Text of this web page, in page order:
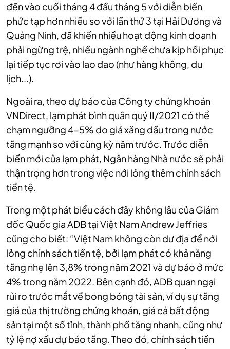
đến vào cuối tháng 4 đầu tháng 5 với diễn biến
phức tạp hơn nhiều so với lần thứ 3 tại Hải Dương và
Quảng Ninh, đã khiến nhiều hoạt động kinh doanh
phải ngừng trệ, nhiều ngành nghề chưa kịp hồi phục
lại tiếp tục rơi vào lao đao (như hàng không, du
lịch...).
Ngoài ra, theo dự báo của Công ty chứng khoán
VNDirect, lạm phát bình quân quý II/2021 có thể
chạm ngưỡng 4-5% do giá xăng dầu trong nước
tăng mạnh so với cùng kỳ năm trước. Trước diễn
biến mới của lạm phát, Ngân hàng Nhà nước sẽ phải
thận trọng hơn trong việc nới lỏng thêm chính sách
tiền tệ.
Trong một phát biểu cách đây không lâu của Giám
đốc Quốc gia ADB tại Việt Nam Andrew Jeffries
cũng cho biết: “Việt Nam không còn dư địa để nới
lỏng chính sách tiền tệ, bởi lạm phát có khả năng
tăng nhẹ lên 3,8% trong năm 2021 và dự báo ở mức
4% trong năm 2022. Bên cạnh đó, ADB quan ngại
rủi ro trước mắt về bong bóng tài sản, ví dụ sự tăng
giá của thị trường chứng khoán, giá cả bất động
sản tại một số tỉnh, thành phố tăng nhanh, cũng như
tỷ lệ nợ xấu dự báo tăng. Theo đó, chính sách tiền